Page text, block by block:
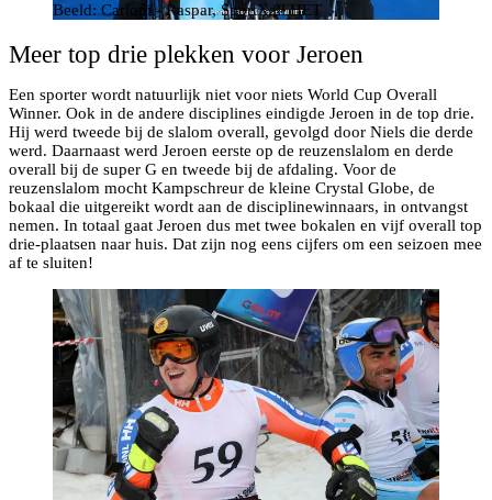
Beeld: Carloni - Raspar, SportXall HET
Meer top drie plekken voor Jeroen
Een sporter wordt natuurlijk niet voor niets World Cup Overall
Winner. Ook in de andere disciplines eindigde Jeroen in de top drie.
Hij werd tweede bij de slalom overall, gevolgd door Niels die derde
werd. Daarnaast werd Jeroen eerste op de reuzenslalom en derde
overall bij de super G en tweede bij de afdaling. Voor de
reuzenslalom mocht Kampschreur de kleine Crystal Globe, de
bokaal die uitgereikt wordt aan de disciplinewinnaars, in ontvangst
nemen. In totaal gaat Jeroen dus met twee bokalen en vijf overall top
drie-plaatsen naar huis. Dat zijn nog eens cijfers om een seizoen mee
af te sluiten!